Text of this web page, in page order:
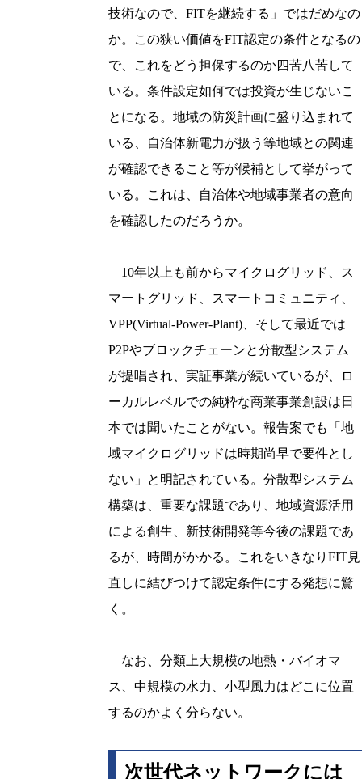
技術なので、FITを継続する」ではだめなの
か。この狭い価値をFIT認定の条件となるの
で、これをどう担保するのか四苦八苦して
いる。条件設定如何では投資が生じないこ
とになる。地域の防災計画に盛り込まれて
いる、自治体新電力が扱う等地域との関連
が確認できること等が候補として挙がって
いる。これは、自治体や地域事業者の意向
を確認したのだろうか。
10年以上も前からマイクログリッド、ス
マートグリッド、スマートコミュニティ、
VPP(Virtual-Power-Plant)、そして最近では
P2Pやブロックチェーンと分散型システム
が提唱され、実証事業が続いているが、ロ
ーカルレベルでの純粋な商業事業創設は日
本では聞いたことがない。報告案でも「地
域マイクログリッドは時期尚早で要件とし
ない」と明記されている。分散型システム
構築は、重要な課題であり、地域資源活用
による創生、新技術開発等今後の課題であ
るが、時間がかかる。これをいきなりFIT見
直しに結びつけて認定条件にする発想に驚
く。
なお、分類上大規模の地熱・バイオマ
ス、中規模の水力、小型風力はどこに位置
するのかよく分らない。
次世代ネットワークには